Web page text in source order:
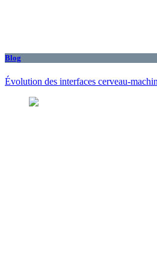
Blog
Évolution des interfaces cerveau-